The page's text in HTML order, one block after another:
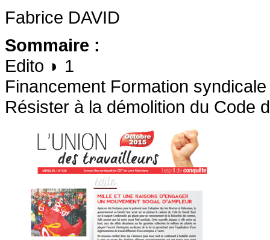
Fabrice DAVID
Sommaire :
Edito ◗ 1
Financement Formation
Résister à la démolition du Code